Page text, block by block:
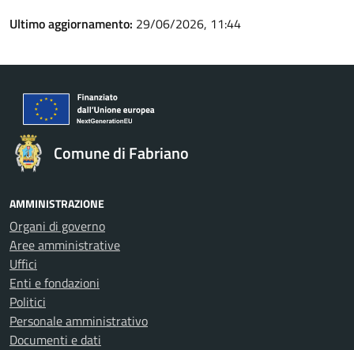
Ultimo aggiornamento: 29/06/2026, 11:44
Comune di Fabriano
AMMINISTRAZIONE
Organi di governo
Aree amministrative
Uffici
Enti e fondazioni
Politici
Personale amministrativo
Documenti e dati